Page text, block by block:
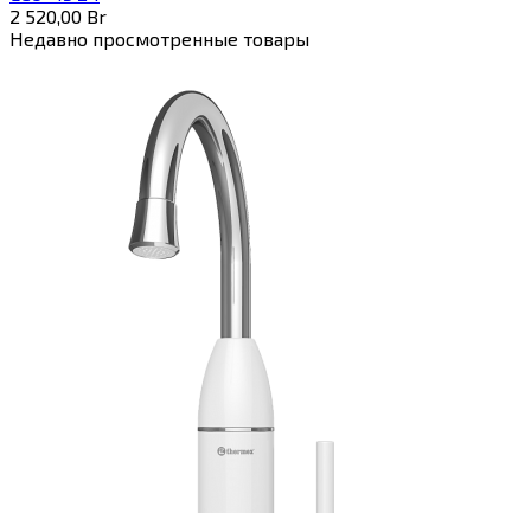
2 520,00 Br
Недавно просмотренные товары